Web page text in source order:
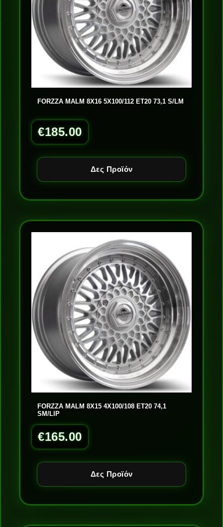
FORZZA MALM 8X16 5X100/112 ET20 73,1 S/LM
€185.00
Δες Προϊόν
FORZZA MALM 8X15 4X100/108 ET20 74,1
SM/LIP
€165.00
Δες Προϊόν